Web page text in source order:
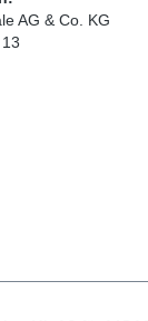
AG & Co. KG